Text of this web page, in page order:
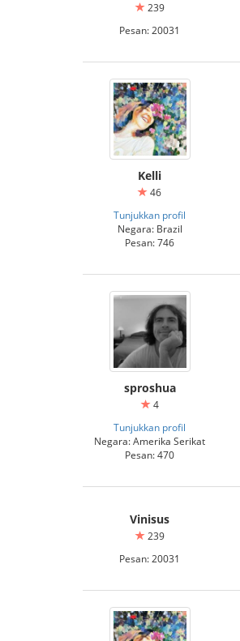
239
Pesan: 20031
Kelli
46
Tunjukkan profil
Negara: Brazil
Pesan: 746
sproshua
4
Tunjukkan profil
Negara: Amerika Serikat
Pesan: 470
Vinisus
239
Pesan: 20031